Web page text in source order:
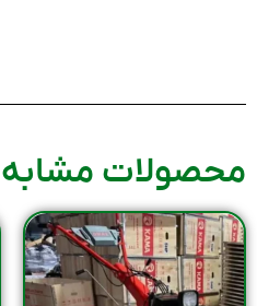
محصولات مشابه